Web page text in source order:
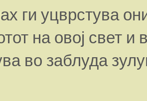
ги уцврстува
на овој свет
во заблуда